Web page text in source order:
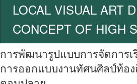
LOCAL VISUAL ART
CONCEPT OF HIGH
การพัฒนารูปแบบการจัดการเ
การออกแบบงานทัศนศิลป์ท้อ